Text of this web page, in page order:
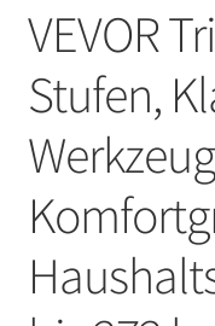
VEVOR
Stufen,